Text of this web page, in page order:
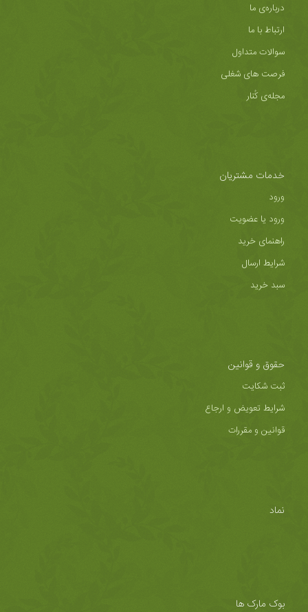
درباره‌ی ما
ارتباط با ما
سوالات متداول
فرصت های شغلی
مجله‌ی کُنار
خدمات مشتریان
ورود
ورود یا عضویت
راهنمای خرید
شرایط ارسال
سبد خرید
حقوق و قوانین
ثبت شکایت
شرایط تعویض و ارجاع
قوانین و مقررات
نماد
بوک مارک ها